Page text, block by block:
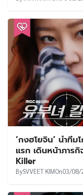
‘กงฮโยจิน’ นำที
แรก เดินหน้าภาร
Killer
BySVVEET KIMOn03/08/